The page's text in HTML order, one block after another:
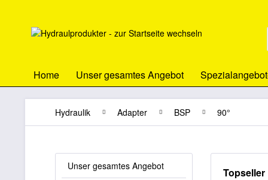
Home Unser gesamtes Angebot
Hydraulik Adapter BSP 90°
Unser gesamtes Angebot Topseller